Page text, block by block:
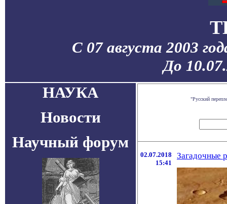
С 07 августа 2003
До
НАУКА
Новости
Научный форум
"Русский
02.07.2018
15:41
Загадочные